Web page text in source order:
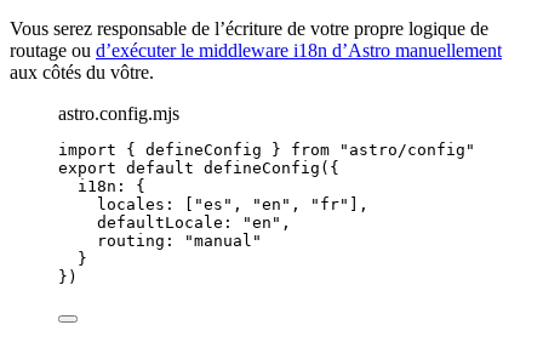
Vous serez responsable de l’écriture de votre propre logique de
routage ou d’exécuter le middleware i18n d’Astro manuellement
aux côtés du vôtre.
astro.config.mjs
import { defineConfig } from " astro/config "
export default defineConfig ({
i18n: {
locales: [
"es " , "en " , " fr"
],
defaultLocale:
"en " ,
routing:
"manual "
}
})